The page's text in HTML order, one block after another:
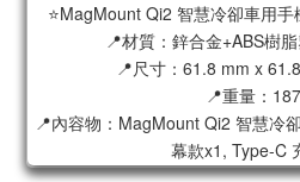
⭐️MagMount Qi2 智慧冷卻車用
📍材質：鋅合金+ABS樹
📍尺寸：61.8 mm x
📍重量：
📍內容物：MagMount Qi2 智慧冷
幕款x1, Type-C